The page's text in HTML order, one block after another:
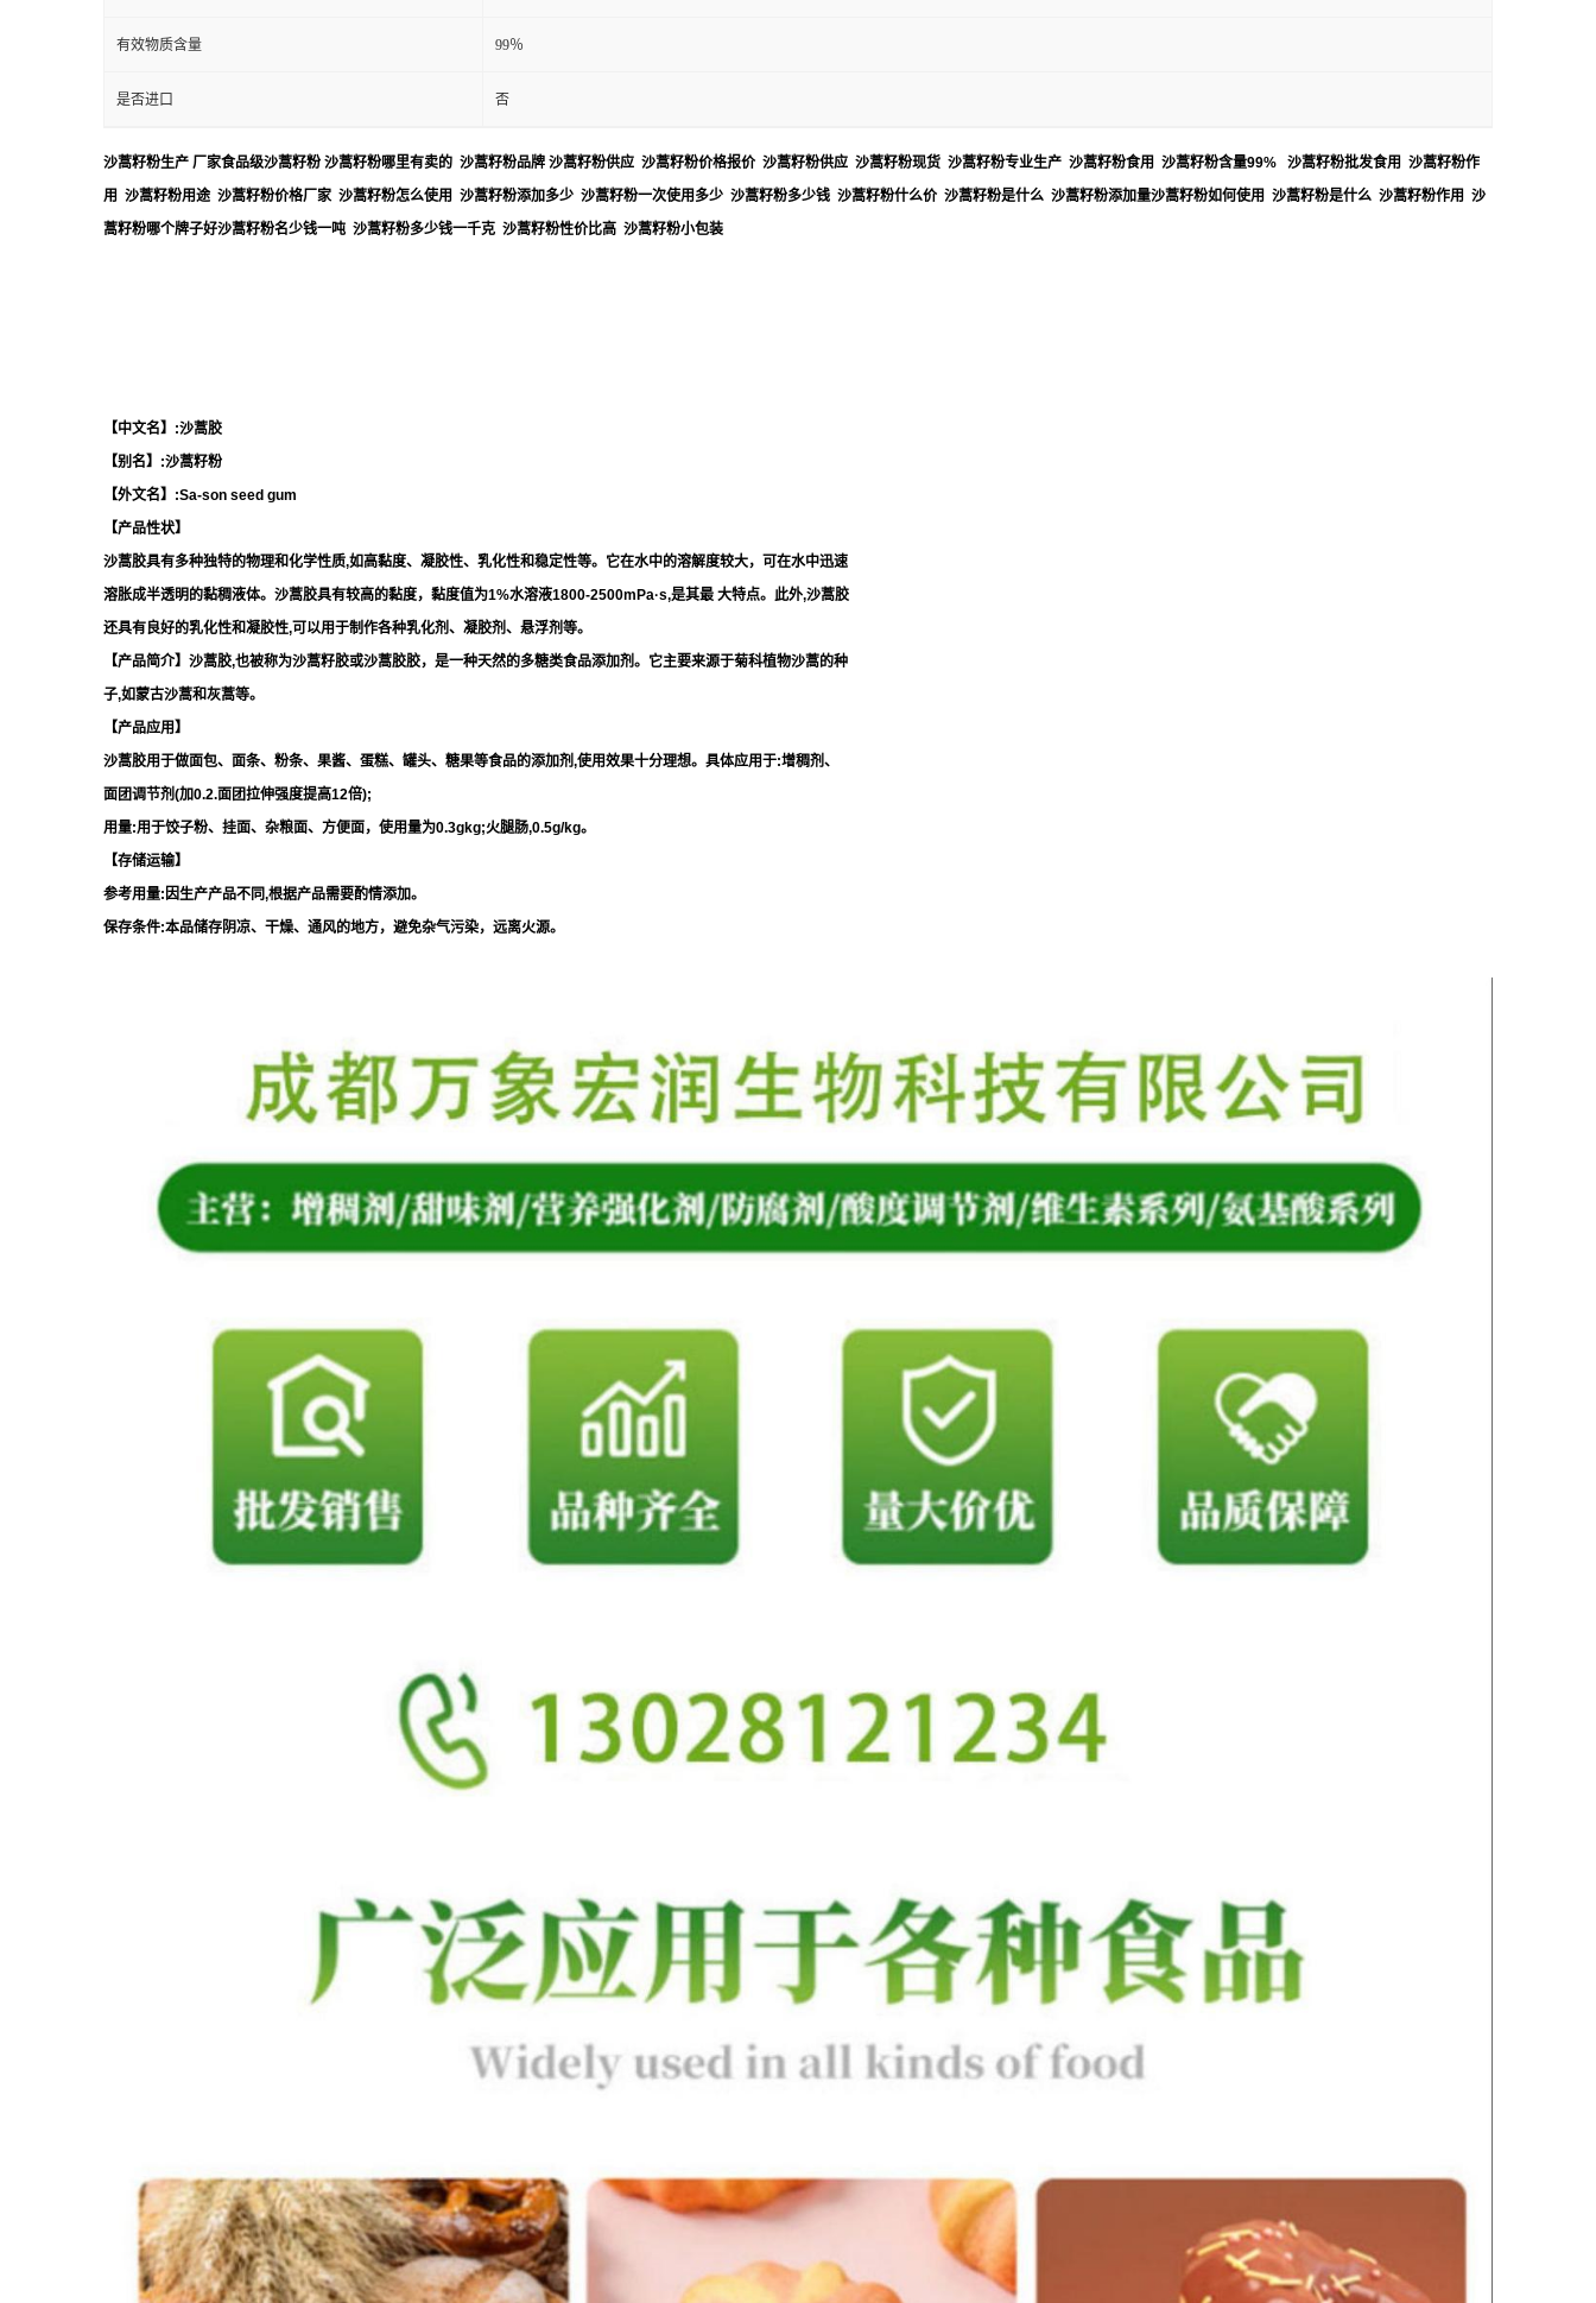
有效物质含量 99％
是否进口 否
沙蒿籽粉生产 厂家食品级沙蒿籽粉 沙蒿籽粉哪里有卖的 沙蒿籽粉品牌 沙蒿籽粉供应 沙蒿籽粉价格报价 沙蒿籽粉供应 沙蒿籽粉现货 沙蒿籽粉专业生产 沙蒿籽粉食用 沙蒿籽粉含量99% 沙蒿籽粉批发食用 沙蒿籽粉作
用 沙蒿籽粉用途 沙蒿籽粉价格厂家 沙蒿籽粉怎么使用 沙蒿籽粉添加多少 沙蒿籽粉一次使用多少 沙蒿籽粉多少钱 沙蒿籽粉什么价 沙蒿籽粉是什么 沙蒿籽粉添加量沙蒿籽粉如何使用 沙蒿籽粉是什么 沙蒿籽粉作用 沙
蒿籽粉哪个牌子好沙蒿籽粉名少钱一吨 沙蒿籽粉多少钱一千克 沙蒿籽粉性价比高 沙蒿籽粉小包装
【中文名】:沙蒿胶
【别名】:沙蒿籽粉
【外文名】:Sa-son seed gum
【产品性状】
沙蒿胶具有多种独特的物理和化学性质,如高黏度、凝胶性、乳化性和稳定性等。它在水中的溶解度较大，可在水中迅速
溶胀成半透明的黏稠液体。沙蒿胶具有较高的黏度，黏度值为1%水溶液1800-2500mPa·s,是其最 大特点。此外,沙蒿胶
还具有良好的乳化性和凝胶性,可以用于制作各种乳化剂、凝胶剂、悬浮剂等。
【产品简介】沙蒿胶,也被称为沙蒿籽胶或沙蒿胶胶，是一种天然的多糖类食品添加剂。它主要来源于菊科植物沙蒿的种
子,如蒙古沙蒿和灰蒿等。
【产品应用】
沙蒿胶用于做面包、面条、粉条、果酱、蛋糕、罐头、糖果等食品的添加剂,使用效果十分理想。具体应用于:增稠剂、
面团调节剂(加0.2.面团拉伸强度提高12倍);
用量:用于饺子粉、挂面、杂粮面、方便面，使用量为0.3gkg;火腿肠,0.5g/kg。
【存储运输】
参考用量:因生产产品不同,根据产品需要酌情添加。
保存条件:本品储存阴凉、干燥、通风的地方，避免杂气污染，远离火源。